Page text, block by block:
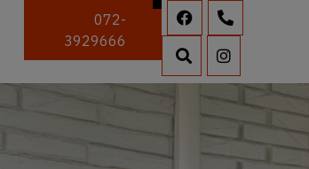
072-
3929666